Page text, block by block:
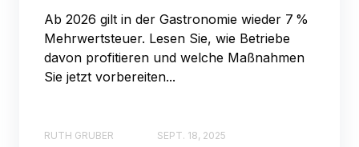
Ab 2026 gilt in der Gastronomie wieder 7 %
Mehrwertsteuer. Lesen Sie, wie Betriebe
davon profitieren und welche Maßnahmen
Sie jetzt vorbereiten...
RUTH GRUBER SEPT. 18, 2025